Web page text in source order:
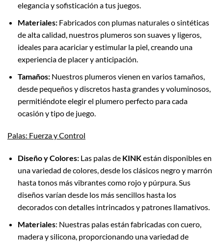
elegancia y sofisticación a tus juegos.
Materiales:Fabricados con plumas naturales o sintéticas
de alta calidad, nuestros plumeros son suaves y ligeros,
ideales para acariciar y estimular la piel, creando una
experiencia de placer y anticipación.
Tamaños: Nuestros plumeros vienen en varios tamaños,
desde pequeños y discretos hasta grandes y voluminosos,
permitiéndote elegir el plumero perfecto para cada
ocasión y tipo de juego.
Palas: Fuerza y Control
Diseño y Colores:Las palas de KINKestán disponibles en
una variedad de colores, desde los clásicos negro y marrón
hasta tonos más vibrantes como rojo y púrpura. Sus
diseños varían desde los más sencillos hasta los
decorados con detalles intrincados y patrones llamativos.
Materiales: Nuestras palas están fabricadas con cuero,
madera y silicona, proporcionando una variedad de